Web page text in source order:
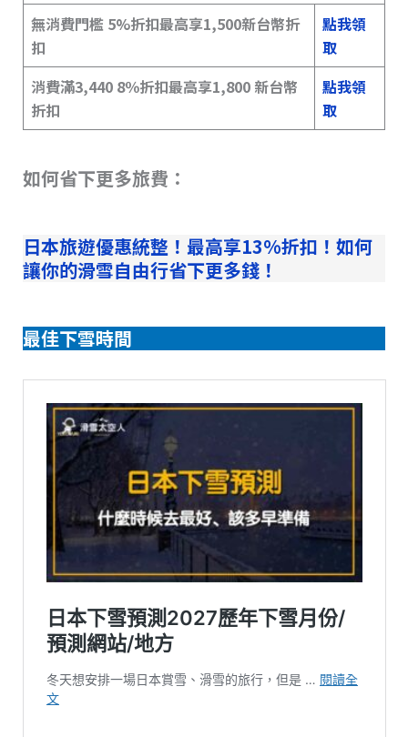
無消費門檻 5%折扣最高享1,500新台幣折
扣
點我領
取
消費滿3,440 8％折扣最高享1,800 新台幣
折扣
點我領
取
如何省下更多旅費：
日本旅遊優惠統整！最高享13%折扣！如何
讓你的滑雪自由行省下更多錢！
最佳下雪時間